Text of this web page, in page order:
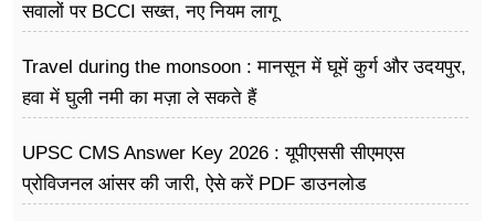
सवालों पर BCCI सख्त, नए नियम लागू
Travel during the monsoon : मानसून में घूमें कुर्ग और उदयपुर,
हवा में घुली नमी का मज़ा ले सकते हैं
UPSC CMS Answer Key 2026 : यूपीएससी सीएमएस
प्रोविजनल आंसर की जारी, ऐसे करें PDF डाउनलोड